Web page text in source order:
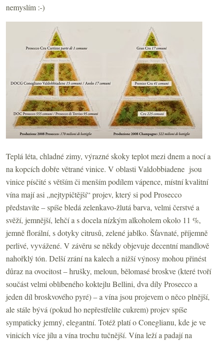
nemyslím :-)
Teplá léta, chladné zimy, výrazné skoky teplot mezi dnem a nocí a
na kopcích dobře větrané vinice. V oblasti Valdobbiadene jsou
vinice písčité s větším či menším podílem vápence, místní kvalitní
vína mají asi „nejtypičtější“ projev, který si pod Prosecco
představíte – spíše bledá zelenkavo-žlutá barva, velmi čerstvé a
svěží, jemnější, lehčí a s docela nízkým alkoholem okolo 11 %,
jemně florální, s dotyky citrusů, zelené jablko. Šťavnaté, příjemně
perlivé, vyvážené. V závěru se někdy objevuje decentní mandlově
nahořklý tón. Delší zrání na kalech a nižší výnosy mohou přinést
důraz na ovocitost – hrušky, meloun, bělomasé broskve (které tvoří
součást velmi oblíbeného koktejlu Bellini, dva díly Prosecco a
jeden díl broskvového pyré) – a vína jsou projevem o něco plnější,
ale stále bývá (pokud ho nepřestřelíte cukrem) projev spíše
sympaticky jemný, elegantní. Totéž platí o Coneglianu, kde je ve
vinicích více jílu a vína trochu tučnější. Vína leží a padají na